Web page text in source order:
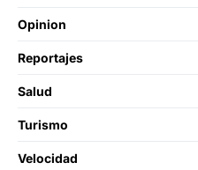
Opinion
Reportajes
Salud
Turismo
Velocidad